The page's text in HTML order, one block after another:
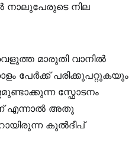
നാലുപേരുടെ നില
മാരുതി വാനിൽ
പേർക്ക് പരിക്കുപറ്റുകയും
സ്ഫോടനം
എന്നാല്‍ അതു
കുൽദീപ്